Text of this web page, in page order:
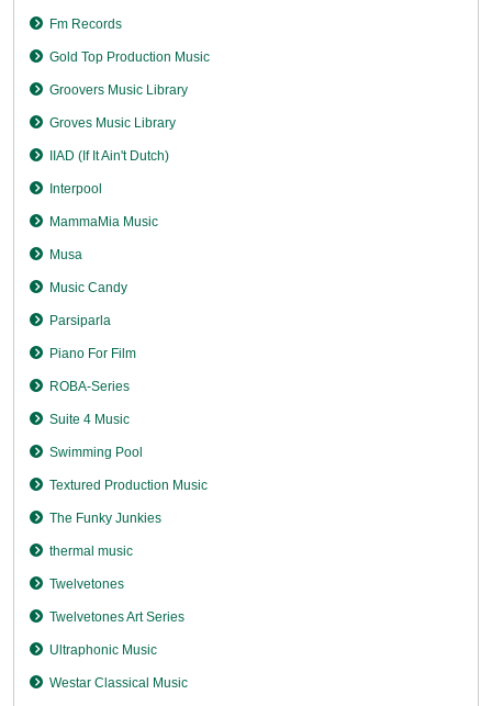
Fm Records
Gold Top Production Music
Groovers Music Library
Groves Music Library
IIAD (If It Ain't Dutch)
Interpool
MammaMia Music
Musa
Music Candy
Parsiparla
Piano For Film
ROBA-Series
Suite 4 Music
Swimming Pool
Textured Production Music
The Funky Junkies
thermal music
Twelvetones
Twelvetones Art Series
Ultraphonic Music
Westar Classical Music